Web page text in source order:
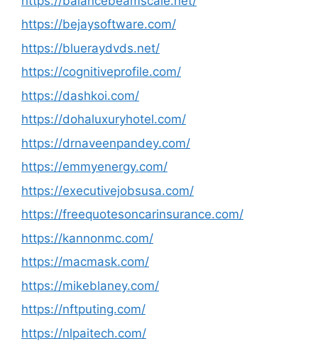
https://bejaysoftware.com/
https://blueraydvds.net/
https://cognitiveprofile.com/
https://dashkoi.com/
https://dohaluxuryhotel.com/
https://drnaveenpandey.com/
https://emmyenergy.com/
https://executivejobsusa.com/
https://freequotesoncarinsurance.com/
https://kannonmc.com/
https://macmask.com/
https://mikeblaney.com/
https://nftputing.com/
https://nlpaitech.com/